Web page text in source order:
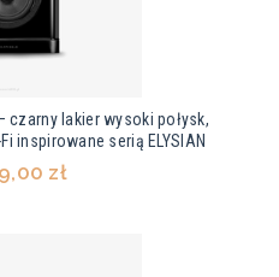
czarny lakier wysoki połysk,
inspirowane serią ELYSIAN
zł